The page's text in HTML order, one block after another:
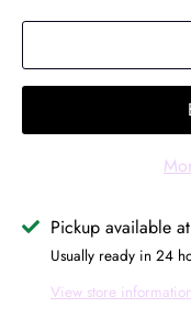
Pickup available at
Usually ready in 24
View store information